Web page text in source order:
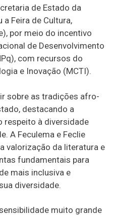
de Estado da
a Feira de Cultura,
por meio do incentivo
de Desenvolvimento
com recursos do
e Inovação (MCTI).
sobre as tradições afro-
destacando a
respeito à diversidade
A Feculema e Feclie
valorização da literatura e
fundamentais para
mais inclusiva e
diversidade.
muito grande